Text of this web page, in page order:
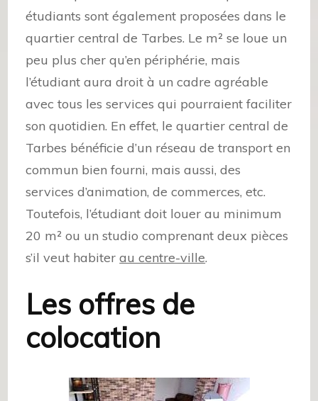
étudiants sont également proposées dans le
quartier central de Tarbes. Le m² se loue un
peu plus cher qu’en périphérie, mais
l’étudiant aura droit à un cadre agréable
avec tous les services qui pourraient faciliter
son quotidien. En effet, le quartier central de
Tarbes bénéficie d’un réseau de transport en
commun bien fourni, mais aussi, des
services d’animation, de commerces, etc.
Toutefois, l’étudiant doit louer au minimum
20 m² ou un studio comprenant deux pièces
s’il veut habiterau centre-ville.
Les offres de
colocation